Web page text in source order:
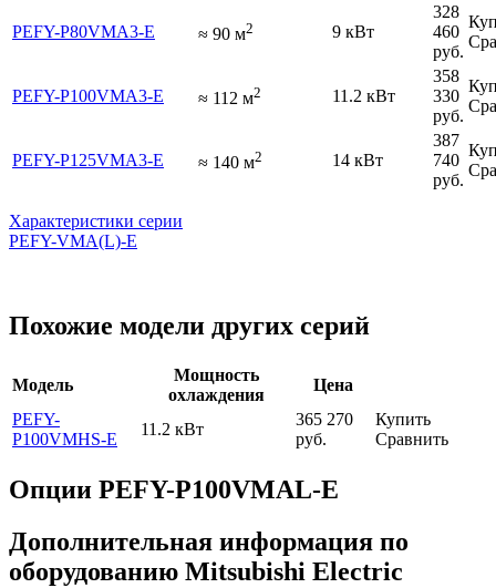
PEFY-P80VMA3-E ≈ 90 м2 9 кВт
328
460
руб.
PEFY-P100VMA3-E ≈ 112 м2 11.2 кВт
358
330
руб.
PEFY-P125VMA3-E ≈ 140 м2 14 кВт
387
740
руб.
Характеристики серии
PEFY-VMA(L)-E
Похожие модели других серий
Модель
Мощность
охлаждения
Цена
PEFY-
P100VMHS-E
11.2 кВт
365 270
руб.
Купить
Сравнить
Опции PEFY-P100VMAL-E
Дополнительная информация по
оборудованию Mitsubishi Electric